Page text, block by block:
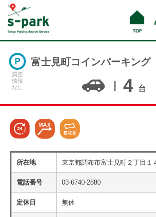
満空
情報
なし
富士見町コインパーキング
4 台
所在地 東京都調布市富士見町２丁目１
電話番号 03-6740-2880
定休日 無休